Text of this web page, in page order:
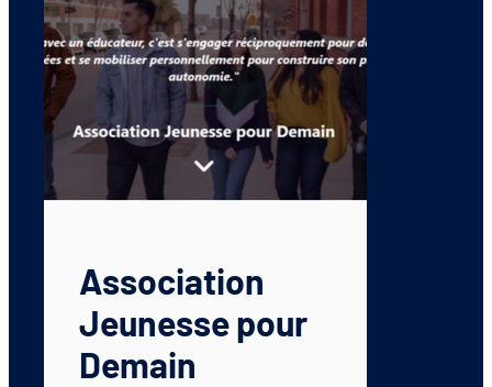
Association
Jeunesse pour
Demain